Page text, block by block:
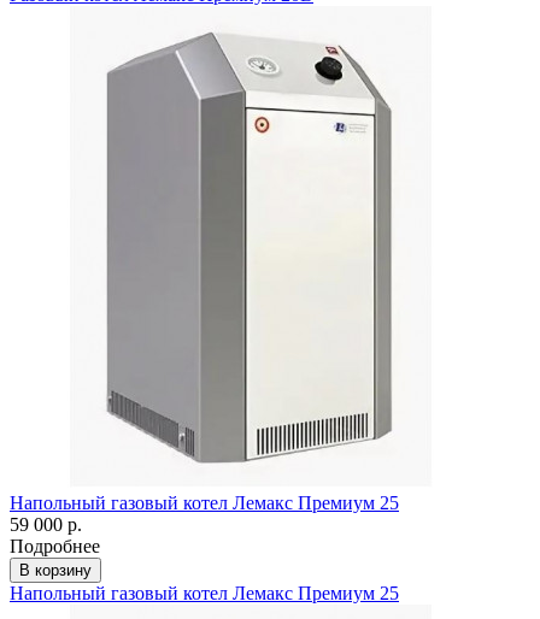
Напольный газовый котел Лемакс Премиум 25
59 000 р.
Подробнее
В корзину
Напольный газовый котел Лемакс Премиум 25